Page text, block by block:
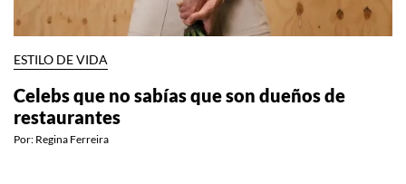
ESTILO DE VIDA
Celebs que no sabías que son dueños de
restaurantes
Por: Regina Ferreira